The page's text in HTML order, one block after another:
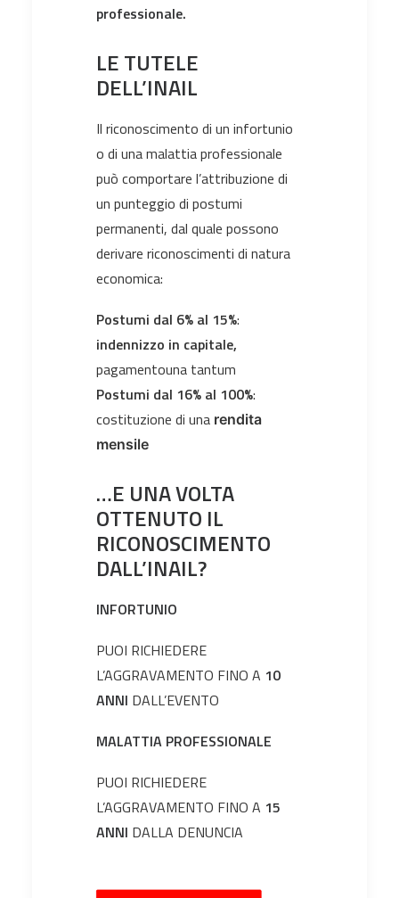
professionale.
LETUTELE
DELL’INAIL
Il riconoscimento di un infortunio
o di una malattia professionale
può comportare l’attribuzione di
un punteggio di postumi
permanenti, dal quale possono
derivare riconoscimenti di natura
economica:
Postumi dal 6% al 15%:
indennizzo in capitale,
pagamentouna tantum
Postumi dal 16% al 100%:
costituzione di una rendita
mensile
…E UNA VOLTA
OTTENUTO IL
RICONOSCIMENTO
DALL’INAIL?
INFORTUNIO
PUOI RICHIEDERE
L’AGGRAVAMENTO FINO A 10
ANNI DALL’EVENTO
MALATTIA PROFESSIONALE
PUOI RICHIEDERE
L’AGGRAVAMENTO FINO A 15
ANNI DALLA DENUNCIA